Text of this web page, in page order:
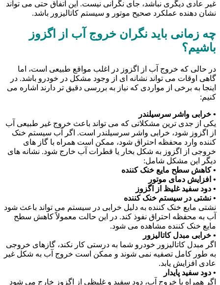
غیر عادی دیگری نباشد، جای نگرانی نیست. این اتفاق حتی می تواند
نشان دهنده عملکرد صحیح موتور و سیستم کاتالیزور باشد.
چه زمانی باید نگران خروج آب از اگزوز
باشیم؟
در حالی که خروج آب از اگزوز در اغلب مواقع طبیعی است، اما
گاهی اوقات می تواند نشانه ای از وجود مشکل در خودرو باشد. در
اینجا به برخی از مواردی که نیاز به بررسی دقیق تر دارند اشاره می
کنیم:
• خرابی واشر سرسیلندر
یکی از جدی ترین مشکلاتی که می تواند باعث خروج غیر طبیعی آب
از اگزوز شود، خرابی واشر سرسیلندر است. اگر آب سیستم خنک
کننده وارد محفظه احتراق شود، ممکن است همراه با گاز های
خروجی از اگزوز به شکل بخار یا قطرات آب خارج شود. نشانه های
دیگر این مشکل شامل:
• کاهش سطح مایع خنک کننده
• افزایش دمای موتور
• دود سفید غلیظ از اگزوز
• نشتی در سیستم خنک کننده
نشتی مایع خنک کننده به دلیل خرابی در سیستم می تواند باعث شود
آب به محفظه احتراق نفوذ کند. در این حالت معمولاً کاهش سطح
مایع خنک کننده مشاهده می شود.
• خرابی مبدل کاتالیزور
اگر مبدل کاتالیزور خودرو شما به درستی کار نکند، گازهای خروجی
به طور کامل تصفیه نمی شوند و ممکن است خروج آب به شکل غیر
عادی افزایش یابد.
• دود سفید پایدار
اگر همراه با خروج آب، دود سفید و غلیظی از اگزوز خارج می شود